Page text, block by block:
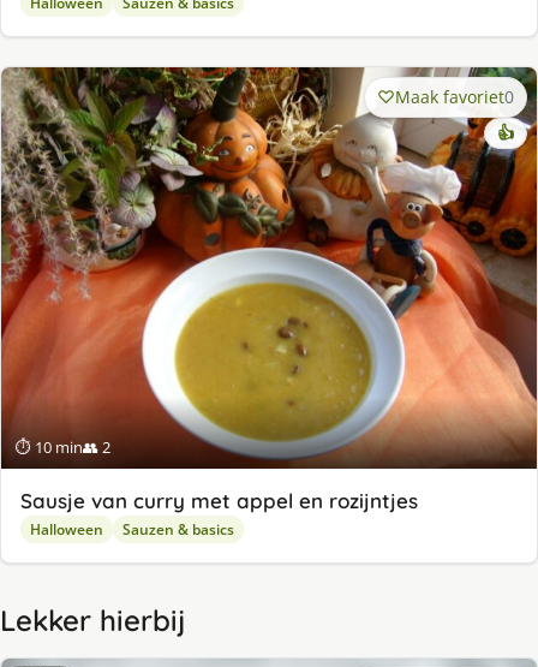
⏱ 10 min👥 2
Maak favoriet0
👍
Sausje van curry met appel en rozijntjes
Halloween Sauzen & basics
Lekker hierbij